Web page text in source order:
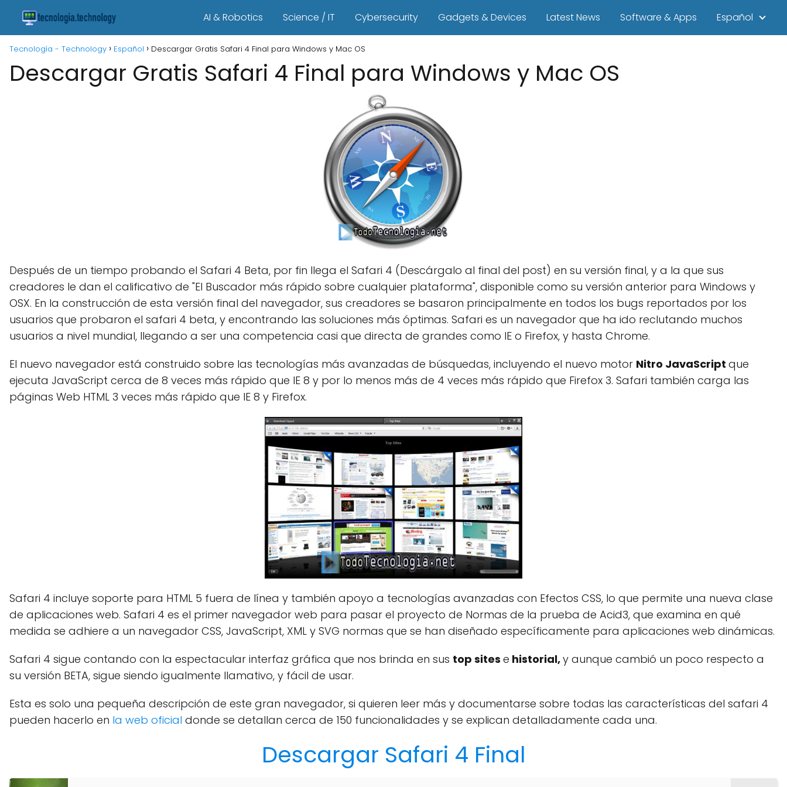
AI & Robotics Science / IT Cybersecurity Gadgets & Devices Latest News Software & Apps Español
Tecnología - Technology Español Descargar Gratis Safari 4 Final para Windows y Mac OS
Descargar Gratis Safari 4 Final para Windows y Mac OS
Después de un tiempo probando el Safari 4 Beta, por fin llega el Safari 4 (Descárgalo al final del post) en su versión final, y a la que sus
creadores le dan el calificativo de "El Buscador más rápido sobre cualquier plataforma", disponible como su versión anterior para Windows y
OSX. En la construcción de esta versión final del navegador, sus creadores se basaron principalmente en todos los bugs reportados por los
usuarios que probaron el safari 4 beta, y encontrando las soluciones más óptimas. Safari es un navegador que ha ido reclutando muchos
usuarios a nivel mundial, llegando a ser una competencia casi que directa de grandes como IE o Firefox, y hasta Chrome.
El nuevo navegador está construido sobre las tecnologías más avanzadas de búsquedas, incluyendo el nuevo motor Nitro JavaScript que
ejecuta JavaScript cerca de 8 veces más rápido que IE 8 y por lo menos más de 4 veces más rápido que Firefox 3. Safari también carga las
páginas Web HTML 3 veces más rápido que IE 8 y Firefox.
Safari 4 incluye soporte para HTML 5 fuera de línea y también apoyo a tecnologías avanzadas con Efectos CSS, lo que permite una nueva clase
de aplicaciones web. Safari 4 es el primer navegador web para pasar el proyecto de Normas de la prueba de Acid3, que examina en qué
medida se adhiere a un navegador CSS, JavaScript, XML y SVG normas que se han diseñado específicamente para aplicaciones web dinámicas.
Safari 4 sigue contando con la espectacular interfaz gráfica que nos brinda en sus top sites e historial,y aunque cambió un poco respecto a
su versión BETA, sigue siendo igualmente llamativo, y fácil de usar.
Esta es solo una pequeña descripción de este gran navegador, si quieren leer más y documentarse sobre todas las características del safari 4
pueden hacerlo en la web oficial donde se detallan cerca de 150 funcionalidades y se explican detalladamente cada una.
Descargar Safari 4 Final